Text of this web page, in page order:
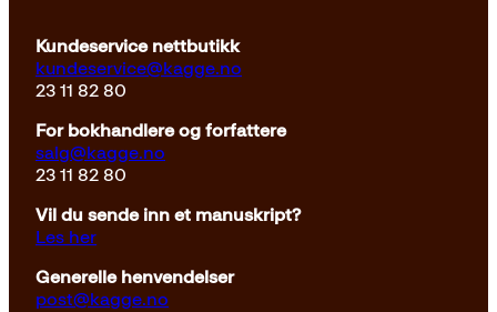
Kundeservice nettbutikk
kundeservice@kagge.no
23 11 82 80
For bokhandlere og forfattere
salg@kagge.no
23 11 82 80
Vil du sende inn et manuskript?
Les her
Generelle henvendelser
post@kagge.no